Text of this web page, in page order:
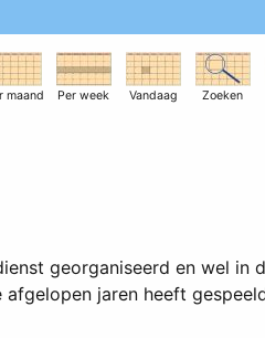
maand Per week Vandaag Zoeken
georganiseerd en wel in
afgelopen jaren heeft